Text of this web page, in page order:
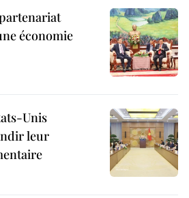
économie
Unis
leur